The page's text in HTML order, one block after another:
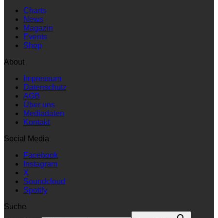
Charts
News
Magazin
Events
Shop
About
Impressum
Datenschutz
AGB
Über uns
Mediadaten
Kontakt
Social Media
Facebook
Instagram
X
Soundcloud
Spotify
Suche